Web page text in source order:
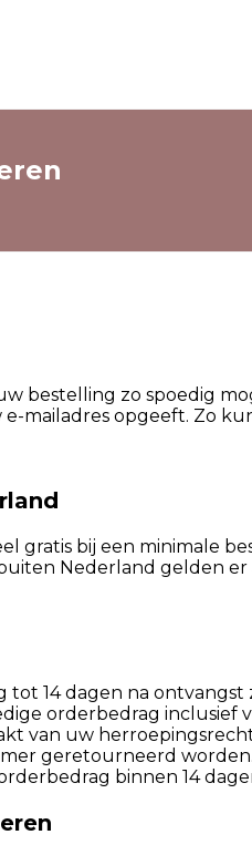
bestelling zo spoedig
e-mailadres opgeeft. Zo
gratis bij een minimale
Nederland gelden
14 dagen na
orderbedrag inclusief
van uw
geretourneerd
binnen 14